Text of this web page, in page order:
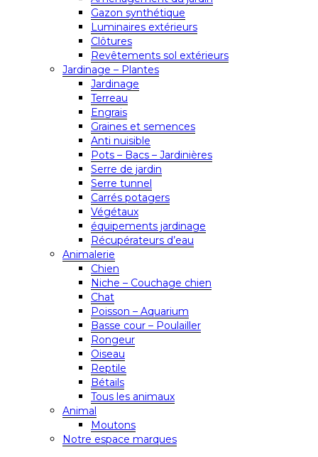
Gazon synthétique
Luminaires extérieurs
Clôtures
Revêtements sol extérieurs
Jardinage – Plantes
Jardinage
Terreau
Engrais
Graines et semences
Anti nuisible
Pots – Bacs – Jardinières
Serre de jardin
Serre tunnel
Carrés potagers
Végétaux
équipements jardinage
Récupérateurs d’eau
Animalerie
Chien
Niche – Couchage chien
Chat
Poisson – Aquarium
Basse cour – Poulailler
Rongeur
Oiseau
Reptile
Bétails
Tous les animaux
Animal
Moutons
Notre espace marques